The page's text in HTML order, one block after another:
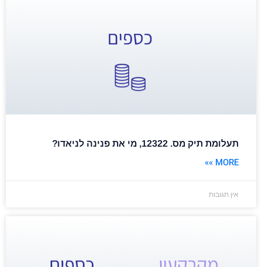
תעלומת תיק מס. 12322, מי את פנינה לניאדו?
MORE »»
אין תגובות